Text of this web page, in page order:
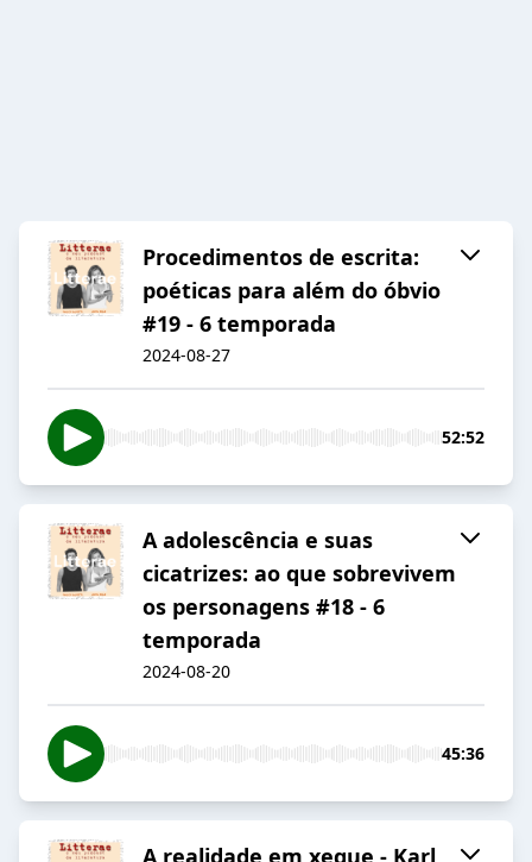
Procedimentos de escrita:
poéticas para além do óbvio
#19 - 6 temporada
2024-08-27
52:52
A adolescência e suas
cicatrizes: ao que sobrevivem
os personagens #18 - 6
temporada
2024-08-20
45:36
A realidade em xeque - Karl